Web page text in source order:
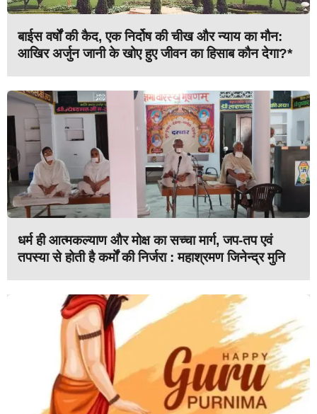
बाईस वर्षों की कैद, एक निर्दोष की चीख और न्याय का मौन:
आखिर अर्जुन जानी के खोए हुए जीवन का हिसाब कौन देगा?*
धर्म ही आत्मकल्याण और मोक्ष का सच्चा मार्ग, जप-तप एवं
तपस्या से होती है कर्मों की निर्जरा : महाश्रमण जिनेन्द्र मुनि